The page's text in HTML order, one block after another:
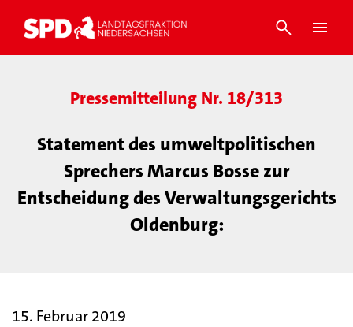
Pressemitteilung Nr. 18/313
Statement des umweltpolitischen
Sprechers Marcus Bosse zur
Entscheidung des Verwaltungsgerichts
Oldenburg:
15. Februar 2019